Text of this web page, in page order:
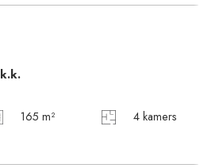
k.k.
165 m² 4 kamers